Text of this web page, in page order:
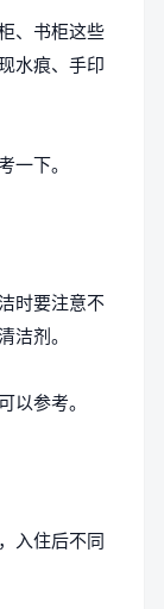
、书柜这些
水痕、手印
下。
时要注意不
剂。
参考。
入住后不同